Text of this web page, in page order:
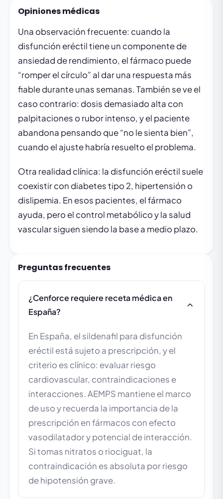
Opiniones médicas
Una observación frecuente: cuando la
disfunción eréctil tiene un componente de
ansiedad de rendimiento, el fármaco puede
“romper el círculo” al dar una respuesta más
fiable durante unas semanas. También se ve el
caso contrario: dosis demasiado alta con
palpitaciones o rubor intenso, y el paciente
abandona pensando que “no le sienta bien”,
cuando el ajuste habría resuelto el problema.
Otra realidad clínica: la disfunción eréctil suele
coexistir con diabetes tipo 2, hipertensión o
dislipemia. En esos pacientes, el fármaco
ayuda, pero el control metabólico y la salud
vascular siguen siendo la base a medio plazo.
Preguntas frecuentes
¿Cenforce requiere receta médica en
España?
En España, el sildenafil para disfunción
eréctil está sujeto a prescripción, y el
criterio es clínico: evaluar riesgo
cardiovascular, contraindicaciones e
interacciones. AEMPS mantiene el marco
de uso y recuerda la importancia de la
prescripción en fármacos con efecto
vasodilatador y potencial de interacción.
Si tomas nitratos o riociguat, la
contraindicación es absoluta por riesgo
de hipotensión grave.